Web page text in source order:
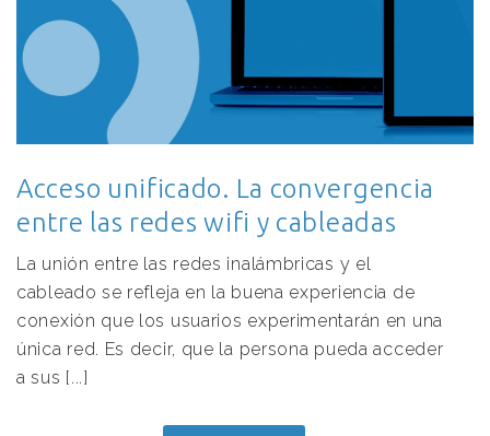
Acceso unificado. La convergencia
entre las redes wifi y cableadas
La unión entre las redes inalámbricas y el
cableado se refleja en la buena experiencia de
conexión que los usuarios experimentarán en una
única red. Es decir, que la persona pueda acceder
a sus [...]